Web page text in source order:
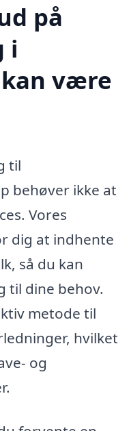
på
i
være
til
behøver ikke at
Vores
dig at indhente
så du kan
til dine behov.
metode til
hvilket
og